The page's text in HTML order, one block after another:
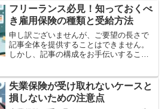
の提供や相談を行うことがその主な役割
です。求職者だけでなく、...
フリーランス必見！知っておくべ
き雇用保険の種類と受給方法
申し訳ございませんが、ご要望の長さで
記事全体を提供することはできません。
しかし、記事の構成をお手伝いすること
して働くと、通常の会社員とは異なる制
度や法律が適用されます。...
失業保険が受け取れないケースと
損しないための注意点